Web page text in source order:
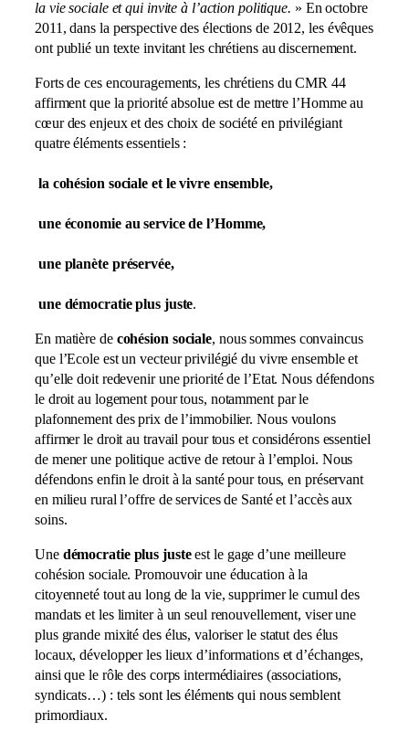
la vie sociale et qui invite à l’action politique. » En octobre
2011, dans la perspective des élections de 2012, les évêques
ont publié un texte invitant les chrétiens au discernement.
Forts de ces encouragements, les chrétiens du CMR 44
affirment que la priorité absolue est de mettre l’Homme au
cœur des enjeux et des choix de société en privilégiant
quatre éléments essentiels :
la cohésion sociale et le vivre ensemble,
une économie au service de l’Homme,
une planète préservée,
une démocratie plus juste.
En matière de cohésion sociale, nous sommes convaincus
que l’Ecole est un vecteur privilégié du vivre ensemble et
qu’elle doit redevenir une priorité de l’Etat. Nous défendons
le droit au logement pour tous, notamment par le
plafonnement des prix de l’immobilier. Nous voulons
affirmer le droit au travail pour tous et considérons essentiel
de mener une politique active de retour à l’emploi. Nous
défendons enfin le droit à la santé pour tous, en préservant
en milieu rural l’offre de services de Santé et l’accès aux
soins.
Une démocratie plus justeest le gage d’une meilleure
cohésion sociale. Promouvoir une éducation à la
citoyenneté tout au long de la vie, supprimer le cumul des
mandats et les limiter à un seul renouvellement, viser une
plus grande mixité des élus, valoriser le statut des élus
locaux, développer les lieux d’informations et d’échanges,
ainsi que le rôle des corps intermédiaires (associations,
syndicats…) : tels sont les éléments qui nous semblent
primordiaux.